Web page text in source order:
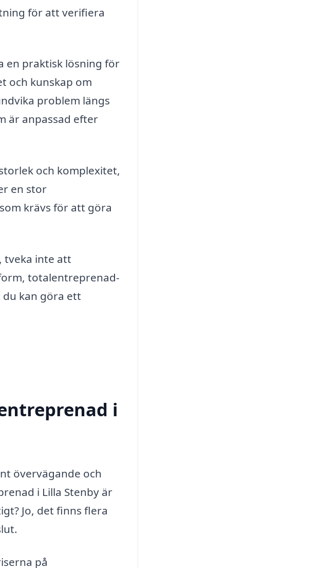
för att verifiera
en praktisk lösning för
och kunskap om
problem längs
är anpassad efter
och komplexitet,
en stor
krävs för att göra
tveka inte att
totalentreprenad-
kan göra ett
i
övervägande och
i Lilla Stenby är
Jo, det finns flera
på